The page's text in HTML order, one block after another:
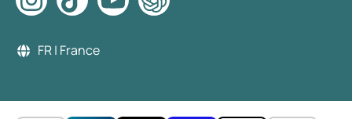
FR | France